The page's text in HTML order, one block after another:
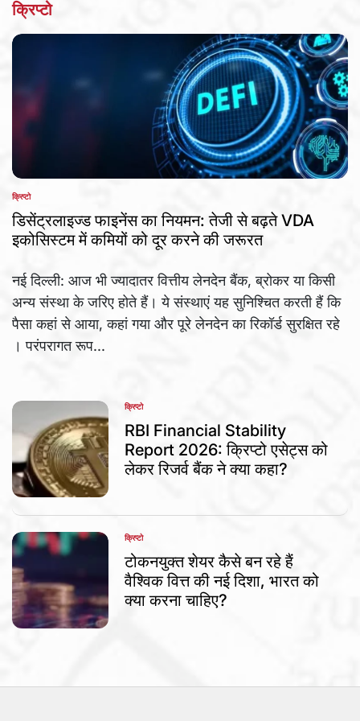
क्रिप्टो
POSTED
IN
क्रिप्टो
डिसेंट्रलाइज्ड फाइनेंस का नियमन: तेजी से बढ़ते VDA
इकोसिस्टम में कमियों को दूर करने की जरूरत
नई दिल्ली: आज भी ज्यादातर वित्तीय लेनदेन बैंक, ब्रोकर या किसी
अन्य संस्था के जरिए होते हैं। ये संस्थाएं यह सुनिश्चित करती हैं कि
पैसा कहां से आया, कहां गया और पूरे लेनदेन का रिकॉर्ड सुरक्षित रहे
। परंपरागत रूप...
POSTED
IN
क्रिप्टो
RBI Financial Stability
Report 2026: क्रिप्टो एसेट्स को
लेकर रिजर्व बैंक ने क्या कहा?
POSTED
IN
क्रिप्टो
टोकनयुक्त शेयर कैसे बन रहे हैं
वैश्विक वित्त की नई दिशा, भारत को
क्या करना चाहिए?